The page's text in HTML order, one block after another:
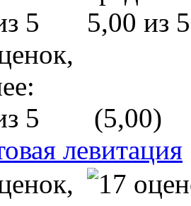
(5,00)
левитация